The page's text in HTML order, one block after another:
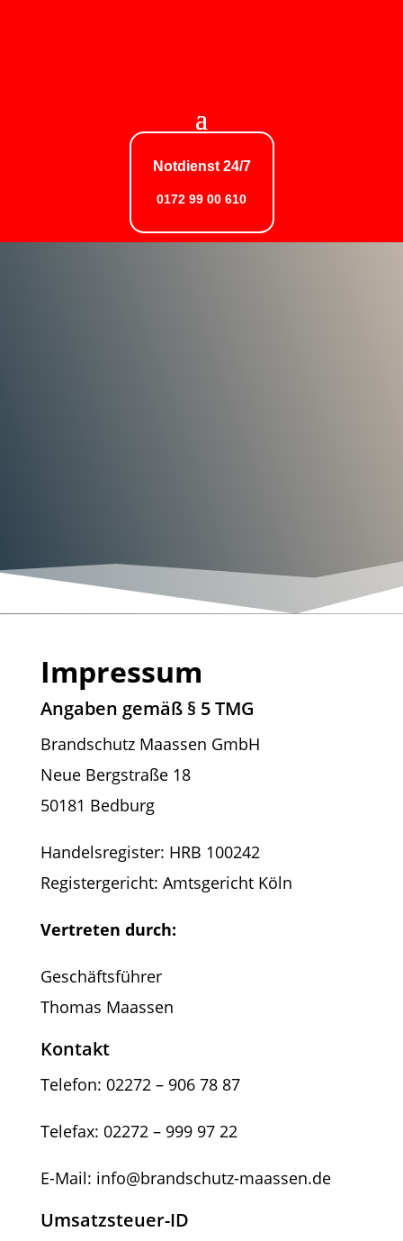
Notdienst 24/7
0172 99 00 610
Impressum
Angaben gemäß § 5 TMG
Brandschutz Maassen GmbH
Neue Bergstraße 18
50181 Bedburg
Handelsregister: HRB 100242
Registergericht: Amtsgericht Köln
Vertreten durch:
Geschäftsführer
Thomas Maassen
Kontakt
Telefon: 02272 – 906 78 87
Telefax: 02272 – 999 97 22
E-Mail: info@brandschutz-maassen.de
Umsatzsteuer-ID